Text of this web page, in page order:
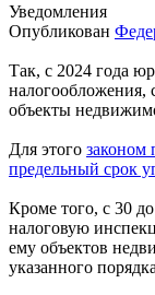
Уведомления
Опубликован
Так, с 2024 года
налогообложения,
объекты
Для этого законом
предельный срок
Кроме того, с 30
налоговую
ему объектов
указанного